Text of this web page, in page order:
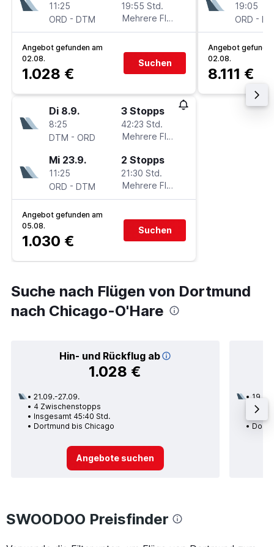
11:25
ORD - DTM
19:55 Std.
Mehrere Fluglinien
Angebot gefunden am
02.08.
1.028 €
Suchen
Di 8.9.
8:25
DTM - ORD
3 Stopps
42:23 Std.
Mehrere Fluglinien
Mi 23.9.
11:25
ORD - DTM
2 Stopps
21:30 Std.
Mehrere Fluglinien
Angebot gefunden am
05.08.
1.030 €
Suchen
19:05
ORD -
Angebot
02.08.
8.111 €
Suche nach Flügen von Dortmund
nach Chicago-O'Hare
Hin- und Rückflug ab
1.028 €
21.09.-27.09.
4 Zwischenstopps
Insgesamt 45:40 Std.
Dortmund bis Chicago
Angebote suchen
19.08.
2
SWOODOO Preisfinder